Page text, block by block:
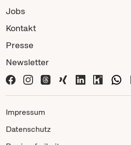
Jobs
Kontakt
Presse
Newsletter
Impressum
Datenschutz